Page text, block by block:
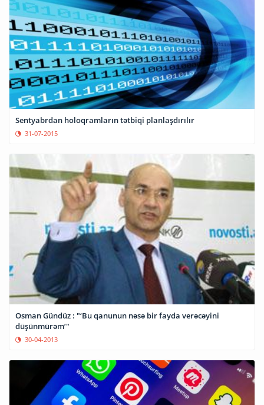
Sentyabrdan holoqramların tətbiqi planlaşdırılır
31-07-2015
Osman Gündüz : "‘Bu qanunun nəsə bir fayda verəcəyini
düşünmürəm’"
30-04-2013